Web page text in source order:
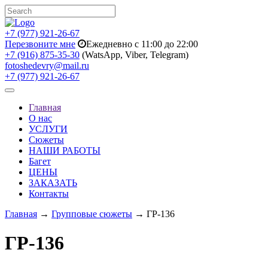
+7 (977) 921-26-67
Перезвоните мне
Ежедневно с 11:00 до 22:00
+7 (916) 875-35-30 (WatsApp, Viber, Telegram)
fotoshedevry@mail.ru
+7 (977) 921-26-67
Toggle
navigationГлавная
О нас
УСЛУГИ
Сюжеты
НАШИ РАБОТЫ
Багет
ЦЕНЫ
ЗАКАЗАТЬ
Контакты
Главная → Групповые сюжеты → ГР-136
ГР-136